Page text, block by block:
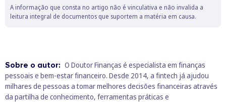
A informação que consta no artigo não é vinculativa e não invalida a
leitura integral de documentos que suportem a matéria em causa.
Sobre o autor: O Doutor Finanças é especialista em finanças
pessoais e bem‑estar financeiro. Desde 2014, a fintech já ajudou
milhares de pessoas a tomar melhores decisões financeiras através
da partilha de conhecimento, ferramentas práticas e